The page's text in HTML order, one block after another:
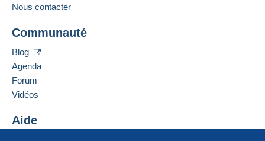
Nous contacter
Communauté
Blog
Agenda
Forum
Vidéos
Aide